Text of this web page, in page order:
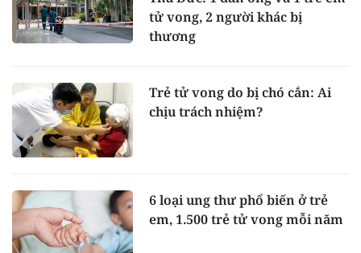
tử vong, 2 người khác bị
thương
Trẻ tử vong do bị chó cắn: Ai
chịu trách nhiệm?
6 loại ung thư phổ biến ở trẻ
em, 1.500 trẻ tử vong mỗi năm